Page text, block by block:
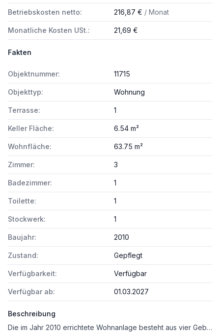
Betriebskosten netto: 216,87 € / Monat
Monatliche Kosten USt.: 21,69 €
Fakten
Objektnummer: 11715
Objekttyp: Wohnung
Terrasse: 1
Keller Fläche: 6.54 m²
Wohnfläche: 63.75 m²
Zimmer: 3
Badezimmer: 1
Toilette: 1
Stockwerk: 1
Baujahr: 2010
Zustand: Gepflegt
Verfügbarkeit: Verfügbar
Verfügbar ab: 01.03.2027
Beschreibung
Die im Jahr 2010 errichtete Wohnanlage besteht aus vier Gebäuden, die durch eine gemeinsame Tiefgarage miteinander verbunden sind. Die Häuser verfügen über maximal vier Obergeschosse mit Lift und fügen sich harmonisch in die urbane Umgebung ein.